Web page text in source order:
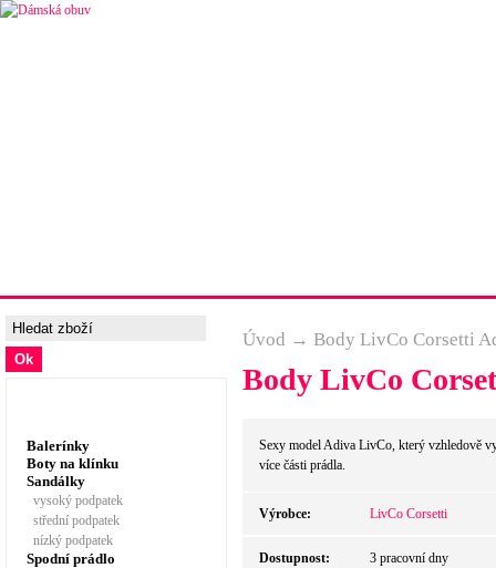
Balerínky
Boty na klínku
Sandálky
vysoký podpatek
střední podpatek
nízký podpatek
Spodní prádlo
Úvod → Body LivCo Corsetti
Body LivCo
Sexy model Adiva LivCo, který vzhledově
více části prádla.
Výrobce: LivCo Corsetti
Dostupnost: 3 pracovní dny